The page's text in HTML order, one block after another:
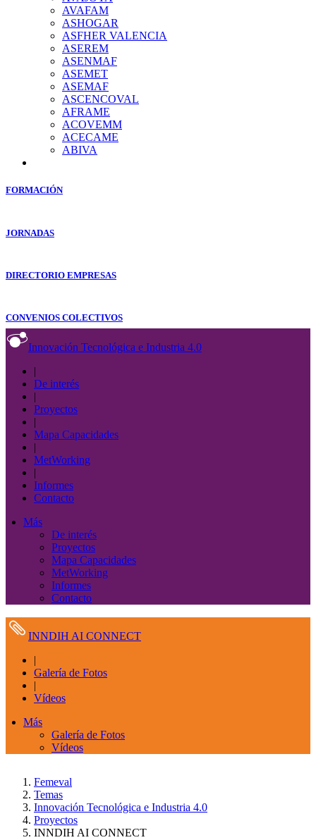
AVAFAM
ASHOGAR
ASFHER VALENCIA
ASEREM
ASENMAF
ASEMET
ASEMAF
ASCENCOVAL
AFRAME
ACOVEMM
ACECAME
ABIVA
FORMACIÓN
JORNADAS
DIRECTORIO EMPRESAS
CONVENIOS COLECTIVOS
Innovación Tecnológica e Industria 4.0
|
De interés
|
Proyectos
|
Mapa Capacidades
|
MetWorking
|
Informes
Contacto
Más
De interés
Proyectos
Mapa Capacidades
MetWorking
Informes
Contacto
INNDIH AI CONNECT
|
Galería de Fotos
|
Vídeos
Más
Galería de Fotos
Vídeos
Femeval
Temas
Innovación Tecnológica e Industria 4.0
Proyectos
INNDIH AI CONNECT